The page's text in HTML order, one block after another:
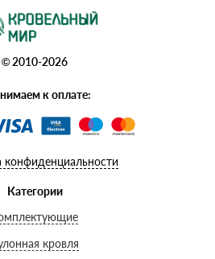
© 2010-2026
к оплате:
конфиденциальности
Категории
кровля